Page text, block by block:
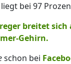
bei 97
breitet sich
Gehirn.
schon bei